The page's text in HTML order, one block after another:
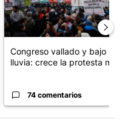
Congreso vallado y bajo la
lluvia: crece la protesta mi...
74 comentarios